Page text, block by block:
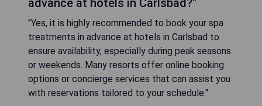
advance at hotels in Carlsbad?"
"Yes, it is highly recommended to book your spa
treatments in advance at hotels in Carlsbad to
ensure availability, especially during peak seasons
or weekends. Many resorts offer online booking
options or concierge services that can assist you
with reservations tailored to your schedule."